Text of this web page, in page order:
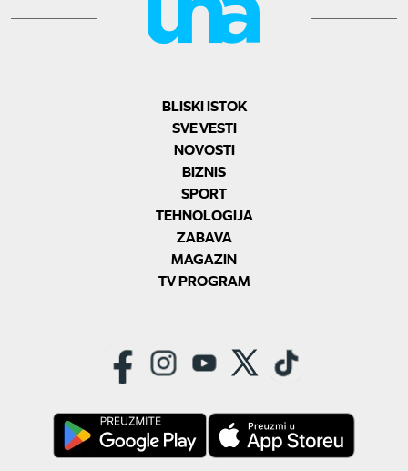
BLISKI ISTOK
SVE VESTI
NOVOSTI
BIZNIS
SPORT
TEHNOLOGIJA
ZABAVA
MAGAZIN
TV PROGRAM